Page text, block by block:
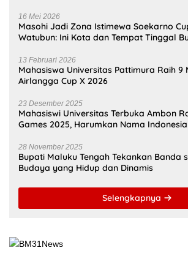
16 Mei 2026
Masohi Jadi Zona Istimewa Soekarno
Watubun: Ini Kota dan Tempat Tinggal
13 Februari 2026
Mahasiswa Universitas Pattimura Raih 9
Airlangga Cup X 2026
23 Desember 2025
Mahasiswi Universitas Terbuka Ambon
Games 2025, Harumkan Nama Indonesia
28 November 2025
Bupati Maluku Tengah Tekankan Banda
Budaya yang Hidup dan Dinamis
Selengkapnya